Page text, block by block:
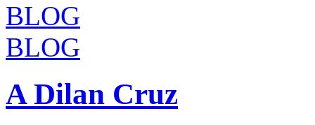
BLOG
BLOG
A Dilan Cruz